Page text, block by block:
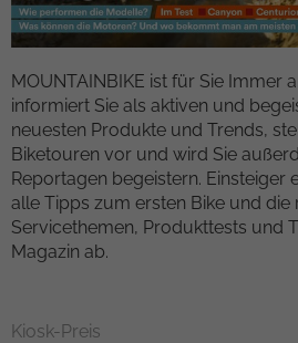
MOUNTAINBIKE ist für Sie Immer
informiert Sie als aktiven und
neuesten Produkte und Trends,
Biketouren vor und wird Sie
Reportagen begeistern. Einsteiger
alle Tipps zum ersten Bike und die
Servicethemen, Produkttests und
Magazin ab.
Kiosk-Preis
Anbieter TYPO3
Laufzeit 1 Woche
Zweck
Dieses Cookie ist
Cookie von
eines Benutzer-
kann der
wiedererkannt
Kampagnendaten
Nutzung der
Analysebericht der
Die Cookies
anonym und
generierte
Besucher zu
Name _gid
Laufzeit